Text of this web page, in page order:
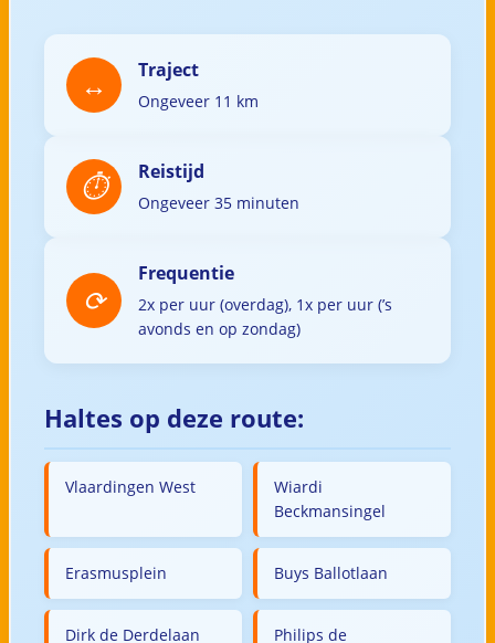
Traject
Ongeveer 11 km
Reistijd
Ongeveer 35 minuten
Frequentie
2x per uur (overdag), 1x per uur (’s
avonds en op zondag)
Haltes op deze route:
Vlaardingen West
Wiardi
Beckmansingel
Erasmusplein Buys Ballotlaan
Dirk de Derdelaan
Philips de